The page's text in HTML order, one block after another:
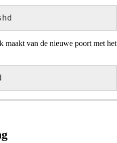
maakt van de nieuwe poort met het